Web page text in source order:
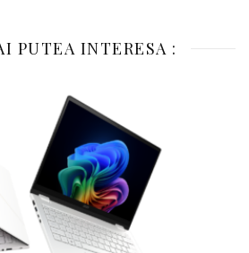
PUTEA INTERESA :